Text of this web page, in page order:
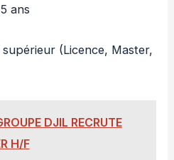
ans
supérieur (Licence, Master,
DJIL RECRUTE
H/F